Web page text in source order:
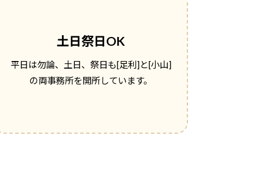
土日祭日OK
平日は勿論、土日、祭日も[足利]と[小山]
の両事務所を開所しています。